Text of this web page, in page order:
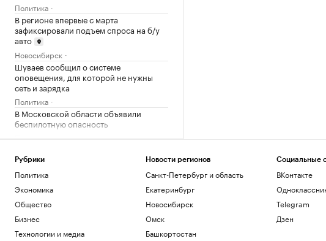
Политика
В регионе впервые с марта
зафиксировали подъем спроса на б/у
авто
Новосибирск
Шуваев сообщил о системе
оповещения, для которой не нужны
сеть и зарядка
Политика
В Московской области объявили
беспилотную опасность
Политика
ночь объявили ракетную опасность
Политика
Пентагон отстранил генерала,
отвечавшего за помощь Украине и
фланг НАТО
Политика
Рубрики
Политика
Экономика
Общество
Бизнес
Технологии и медиа
Новости регионов
Санкт-Петербург и область
Екатеринбург
Новосибирск
Омск
Башкортостан
Социальные
ВКонтакте
Telegram
Дзен